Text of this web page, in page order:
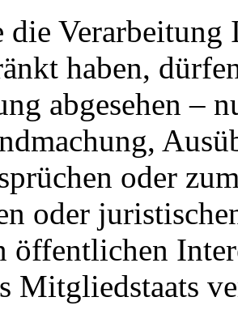
die Verarbeitung
haben,
abgesehen
oder
oder
öffentlichen
Mitgliedstaats